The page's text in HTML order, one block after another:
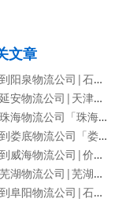
文章
石家庄到阳泉物流公司|石家庄到阳泉物流专线
天津到延安物流公司|天津到延安物流专线
沧州到珠海物流公司「珠海专线」
石家庄到娄底物流公司「娄底专线」
石家庄到威海物流公司|价格查询
天津到芜湖物流公司|芜湖专线
石家庄到阜阳物流公司|石家庄到阜阳货运专线